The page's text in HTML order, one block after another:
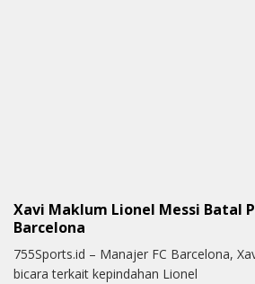
Xavi Maklum Lionel Messi Batal
Barcelona
755Sports.id – Manajer FC Barcelona,
bicara terkait kepindahan Lionel